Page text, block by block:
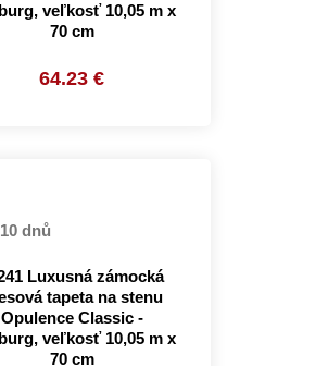
veľkosť 10,05 m x
70 cm
64.23 €
dnů
Luxusná zámocká
tapeta na stenu
Opulence Classic -
veľkosť 10,05 m x
70 cm